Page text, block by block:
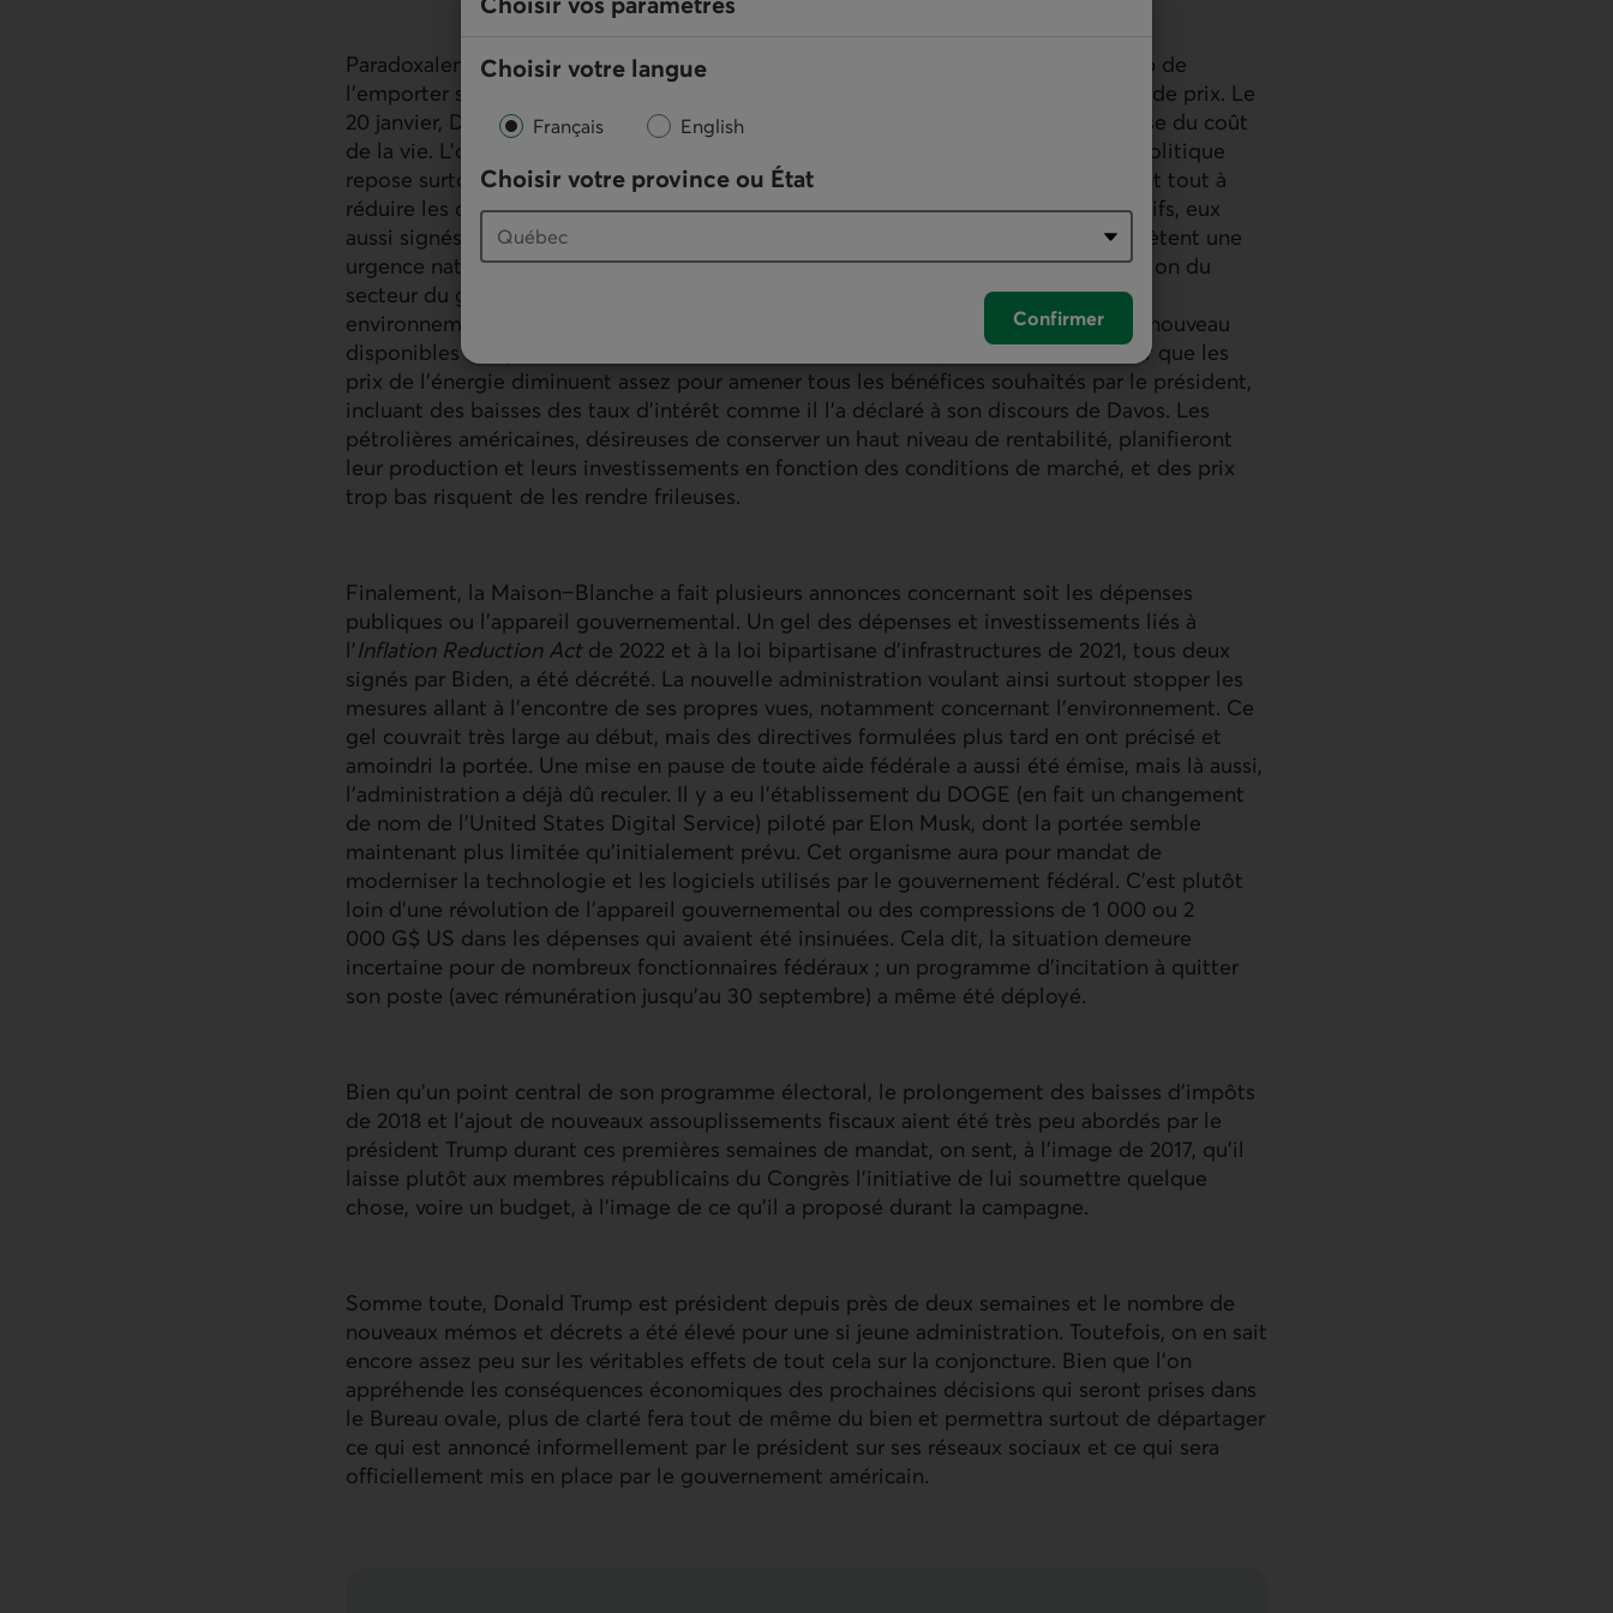
Choisir votre langue
Français English
Choisir votre province ou État
Confirmer
Paradoxalement, un des principaux enjeux électoraux qui a permis à Donald Trump de
l’emporter sur Kamala Harris était la frustration des Américains envers les hausses de prix. Le
20 janvier, Donald Trump a émis un mémorandum concernant la lutte contre la crise du coût
de la vie. L’objectif est louable, mais les moyens n’y sont pas bien définis. Cette politique
repose surtout sur la déréglementation et la nouvelle administration cherche avant tout à
réduire les coûts de l’énergie, notamment du pétrole et du gaz. Des ordres exécutifs, eux
aussi signés le 20 janvier, visent d’ailleurs à « libérer l’énergie américaine » et décrètent une
urgence nationale énergétique. Le président compte sur une forte déréglementation du
secteur du gaz et du pétrole, notamment en éliminant de nombreuses contraintes
environnementales, en facilitant et accélérant l’octroi de permis et en rendant de nouveau
disponibles à la production certains territoires fédéraux. On peut toutefois douter que les
prix de l’énergie diminuent assez pour amener tous les bénéfices souhaités par le président,
incluant des baisses des taux d’intérêt comme il l’a déclaré à son discours de Davos. Les
pétrolières américaines, désireuses de conserver un haut niveau de rentabilité, planifieront
leur production et leurs investissements en fonction des conditions de marché, et des prix
trop bas risquent de les rendre frileuses.
Finalement, la Maison−Blanche a fait plusieurs annonces concernant soit les dépenses
publiques ou l’appareil gouvernemental. Un gel des dépenses et investissements liés à
l’Inflation Reduction Actde 2022 et à la loi bipartisane d’infrastructures de 2021, tous deux
signés par Biden, a été décrété. La nouvelle administration voulant ainsi surtout stopper les
mesures allant à l’encontre de ses propres vues, notamment concernant l’environnement. Ce
gel couvrait très large au début, mais des directives formulées plus tard en ont précisé et
amoindri la portée. Une mise en pause de toute aide fédérale a aussi été émise, mais là aussi,
l’administration a déjà dû reculer. Il y a eu l’établissement du DOGE (en fait un changement
de nom de l’United States Digital Service) piloté par Elon Musk, dont la portée semble
maintenant plus limitée qu’initialement prévu. Cet organisme aura pour mandat de
moderniser la technologie et les logiciels utilisés par le gouvernement fédéral. C’est plutôt
loin d’une révolution de l’appareil gouvernemental ou des compressions de 1 000 ou 2
000 G$ US dans les dépenses qui avaient été insinuées. Cela dit, la situation demeure
incertaine pour de nombreux fonctionnaires fédéraux ; un programme d’incitation à quitter
son poste (avec rémunération jusqu’au 30 septembre) a même été déployé.
Bien qu’un point central de son programme électoral, le prolongement des baisses d’impôts
de 2018 et l’ajout de nouveaux assouplissements fiscaux aient été très peu abordés par le
président Trump durant ces premières semaines de mandat, on sent, à l’image de 2017, qu’il
laisse plutôt aux membres républicains du Congrès l’initiative de lui soumettre quelque
chose, voire un budget, à l’image de ce qu’il a proposé durant la campagne.
Somme toute, Donald Trump est président depuis près de deux semaines et le nombre de
nouveaux mémos et décrets a été élevé pour une si jeune administration. Toutefois, on en sait
encore assez peu sur les véritables effets de tout cela sur la conjoncture. Bien que l’on
appréhende les conséquences économiques des prochaines décisions qui seront prises dans
le Bureau ovale, plus de clarté fera tout de même du bien et permettra surtout de départager
ce qui est annoncé informellement par le président sur ses réseaux sociaux et ce qui sera
officiellement mis en place par le gouvernement américain.